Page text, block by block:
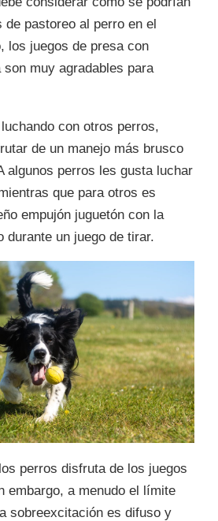
pastoreo al perro en el
los juegos de presa con
muy agradables para
con otros perros,
de un manejo más brusco
algunos perros les gusta luchar
que para otros es
empujón juguetón con la
durante un juego de tirar.
perros disfruta de los juegos
embargo, a menudo el límite
sobreexcitación es difuso y